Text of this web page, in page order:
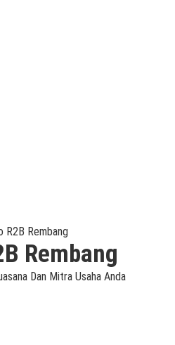
Rembang
Dan Mitra Usaha Anda